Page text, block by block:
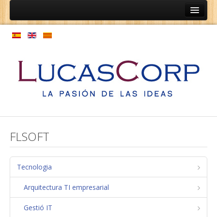
Inici
Programes de coaching
Programes d'orientació professional
Empreses
Estructura laboral
Normatives
Mapa de processos
FLSOFT
Tecnologia
Arquitectura TI empresarial
Gestió IT